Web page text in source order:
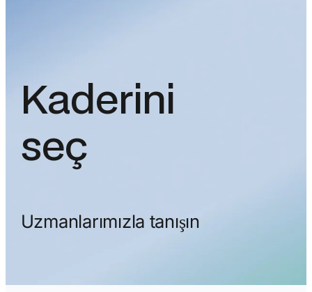
Kaderini
seç
Uzmanlarımızla tanışın